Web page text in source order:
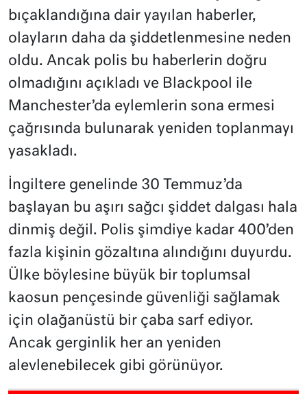
bıçaklandığına dair yayılan haberler,
olayların daha da şiddetlenmesine neden
oldu. Ancak polis bu haberlerin doğru
olmadığını açıkladı ve Blackpool ile
Manchester’da eylemlerin sona ermesi
çağrısında bulunarak yeniden toplanmayı
yasakladı.
İngiltere genelinde 30 Temmuz’da
başlayan bu aşırı sağcı şiddet dalgası hala
dinmiş değil. Polis şimdiye kadar 400’den
fazla kişinin gözaltına alındığını duyurdu.
Ülke böylesine büyük bir toplumsal
kaosun pençesinde güvenliği sağlamak
için olağanüstü bir çaba sarf ediyor.
Ancak gerginlik her an yeniden
alevlenebilecek gibi görünüyor.